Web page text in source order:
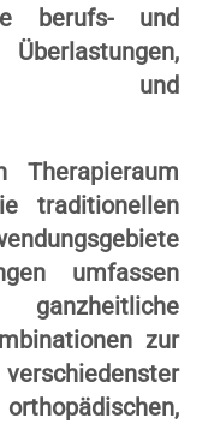
berufs- und
und
Therapieraum
traditionellen
umfassen
zur